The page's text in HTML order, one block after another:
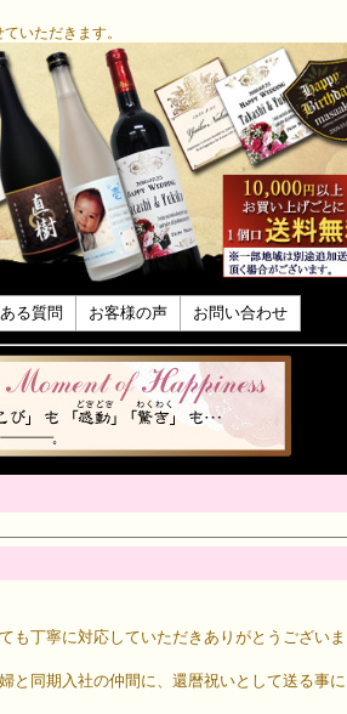
いただきます。
る質問 お客様の声 お問い合わせ
も丁寧に対応していただきありがとうございま
と同期入社の仲間に、還暦祝いとして送る事に